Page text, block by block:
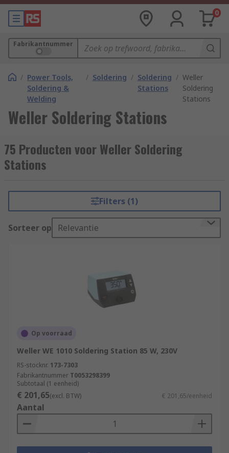
0
Fabrikantnummer
/ Power Tools,
Soldering &
Welding
/ Soldering / Soldering
Stations
/ Weller
Soldering
Stations
Weller Soldering Stations
75 Producten voor Weller Soldering
Stations
Filters (1)
Sorteer op Relevantie
Op voorraad
Weller WE 1010 Soldering Station 85 W, 230V
RS-stocknr. 173-7303
Fabrikantnummer T0053298399
Subtotaal (1 eenheid)
€ 201,65(excl. BTW) € 201,65/eenheid
Aantal